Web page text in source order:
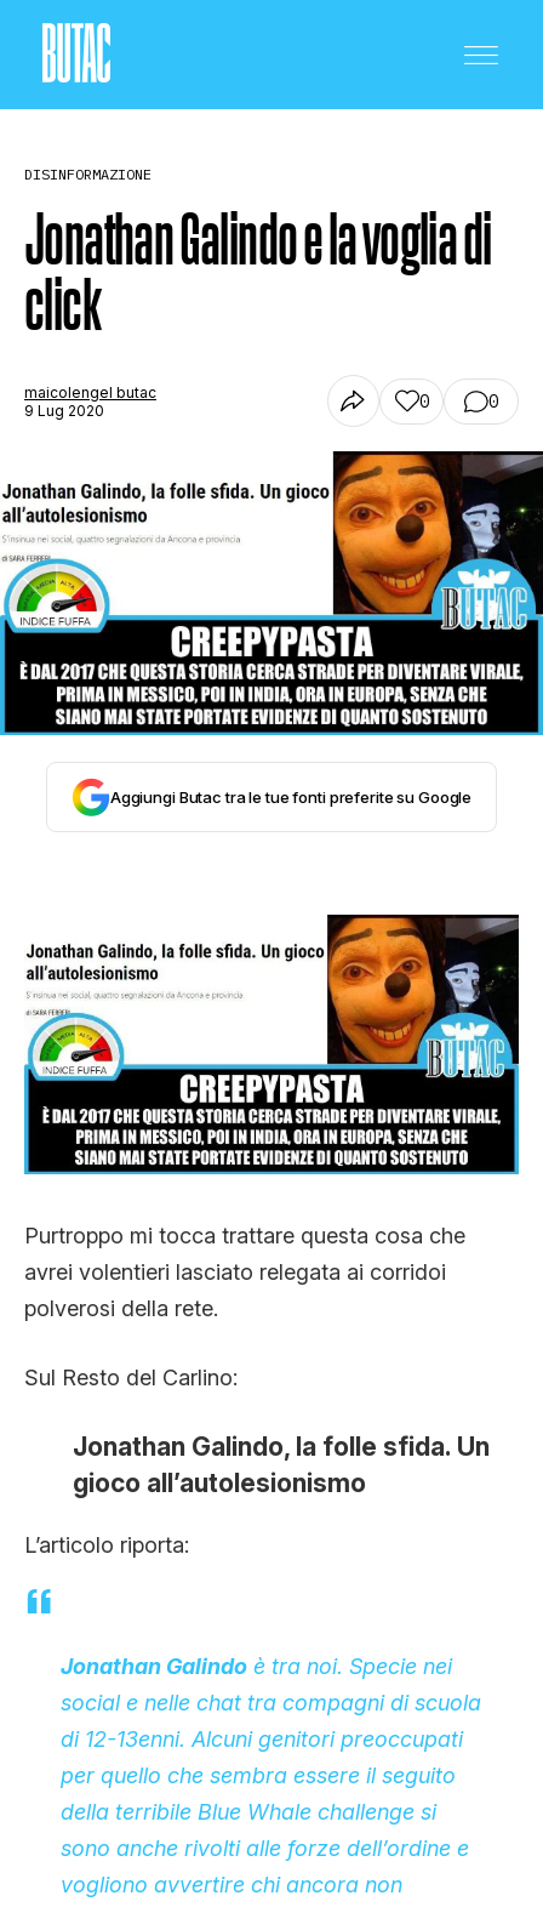
CRONACA E POLITICA
SCIENZA E TECNOLOGIA
SALUTE E MEDICINA
STORIA E CITAZIONI
INTRATTENIMENTO
COMPLOTTI, LEGGENDE URBANE ED
EVERGREEN
TRUFFE E SOCIAL NETWORK
CLIMA ED ENERGIA
CHI SIAMO
DISINFORMAZIONE
Jonathan Galindo e la voglia di
click
maicolengel butac
9 Lug 2020
0 0
Aggiungi Butac tra le tue fonti preferite su Google
Purtroppo mi tocca trattare questa cosa che
avrei volentieri lasciato relegata ai corridoi
polverosi della rete.
Sul Resto del Carlino:
Jonathan Galindo, la folle sfida. Un
gioco all’autolesionismo
L’articolo riporta:
Jonathan Galindo è tra noi. Specie nei
social e nelle chat tra compagni di scuola
di 12-13enni. Alcuni genitori preoccupati
per quello che sembra essere il seguito
della terribile Blue Whale challenge si
sono anche rivolti alle forze dell’ordine e
vogliono avvertire chi ancora non